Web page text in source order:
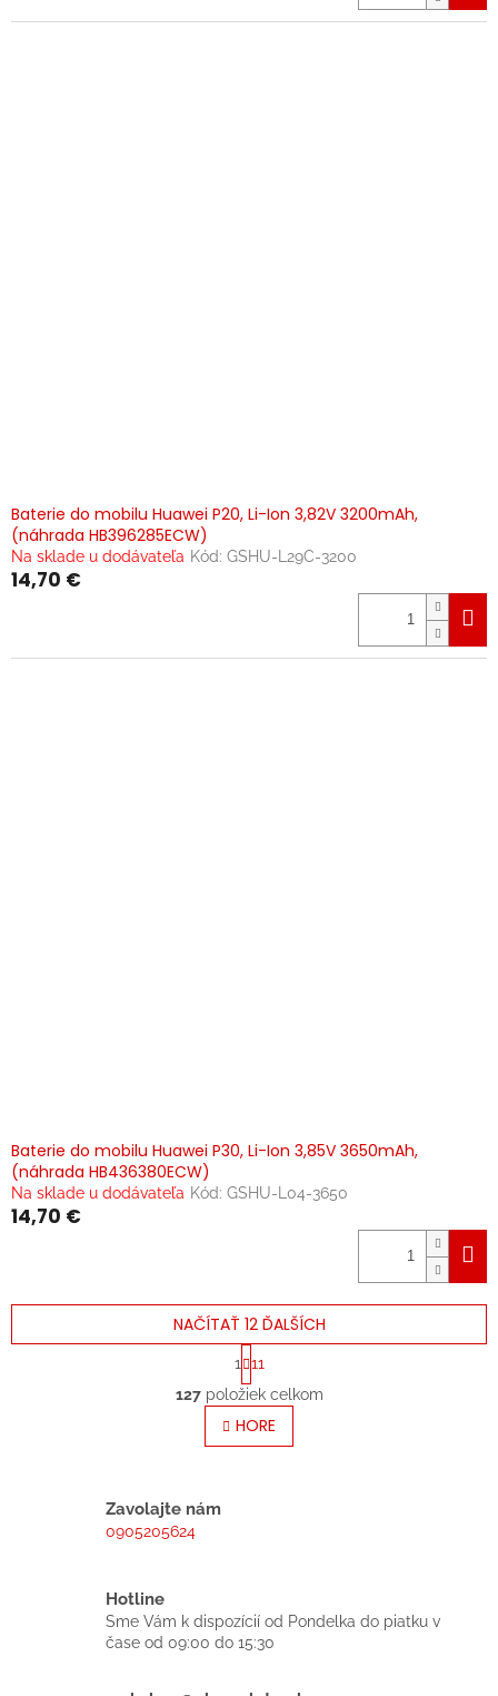
Baterie do mobilu Huawei P20, Li-Ion 3,82V 3200mAh,
(náhrada HB396285ECW)
Na sklade u dodávateľa Kód: GSHU-L29C-3200
14,70 €
Baterie do mobilu Huawei P30, Li-Ion 3,85V 3650mAh,
(náhrada HB436380ECW)
Na sklade u dodávateľa Kód: GSHU-L04-3650
14,70 €
O
v
l
á
v
k
y
NAČÍTAŤ 12 ĎALŠÍCH
S
t
r
á
n
k
1 11
127položiek celkom
HORE
Zavolajte nám
0905205624
Hotline
Sme Vám k dispozícií od Pondelka do piatku v
čase od 09:00 do 15:30